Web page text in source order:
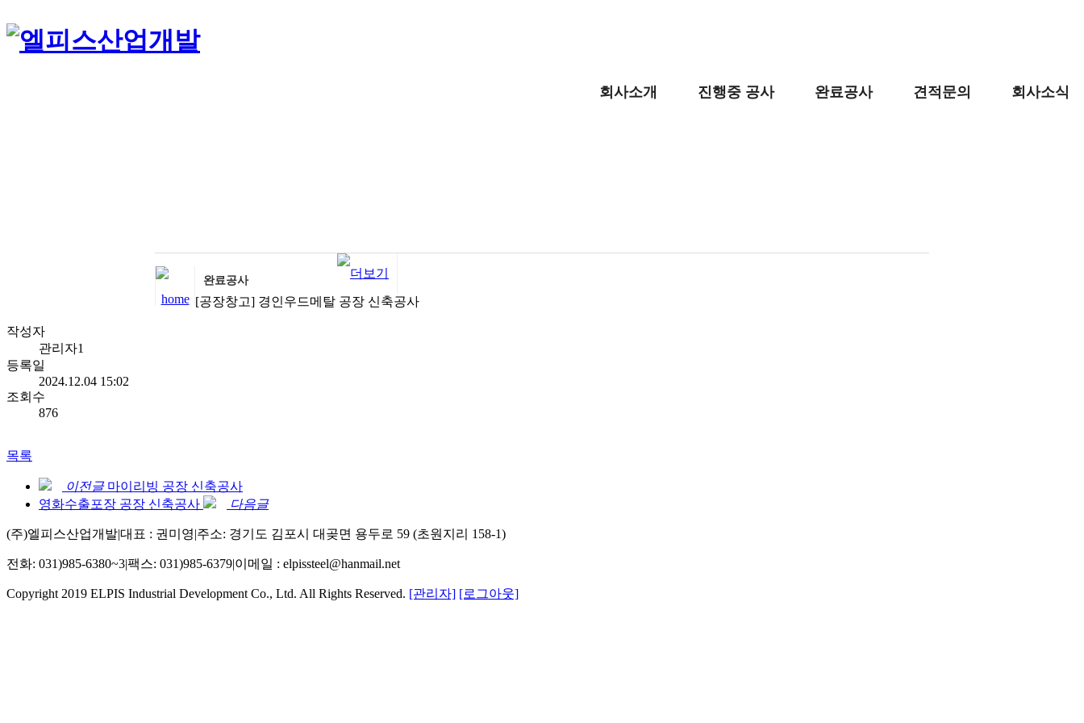
회사소개 진행중 공사 완료공사 견적문의 회사소식
완료공사
[공장창고] 경인우드메탈 공장 신축공사
작성자
관리자1
등록일
2024.12.04 15:02
조회수
876
목록
이전글 마이리빙 공장 신축공사
영화수출포장 공장 신축공사
다음글
(주)엘피스산업개발|대표 : 권미영|주소: 경기도 김포시 대곶면 용두로 59 (초원지리 158-1)
전화: 031)985-6380~3|팩스: 031)985-6379|이메일 : elpissteel@hanmail.net
Copyright 2019 ELPIS Industrial Development Co., Ltd. All Rights Reserved. [관리자] [로그아웃]